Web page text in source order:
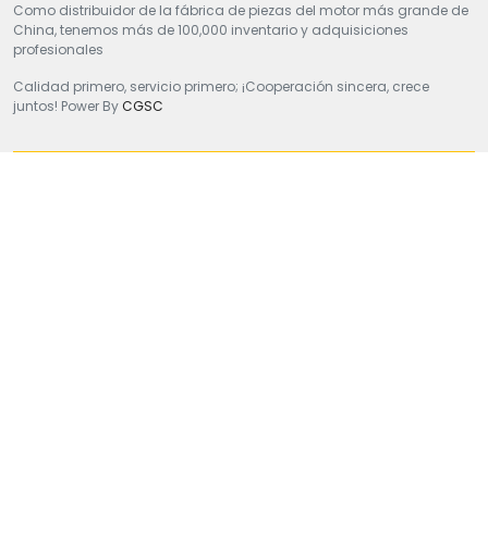
Como distribuidor de la fábrica de piezas del motor más grande de
China, tenemos más de 100,000 inventario y adquisiciones
profesionales
Calidad primero, servicio primero; ¡Cooperación sincera, crece
juntos! Power ByCGSC